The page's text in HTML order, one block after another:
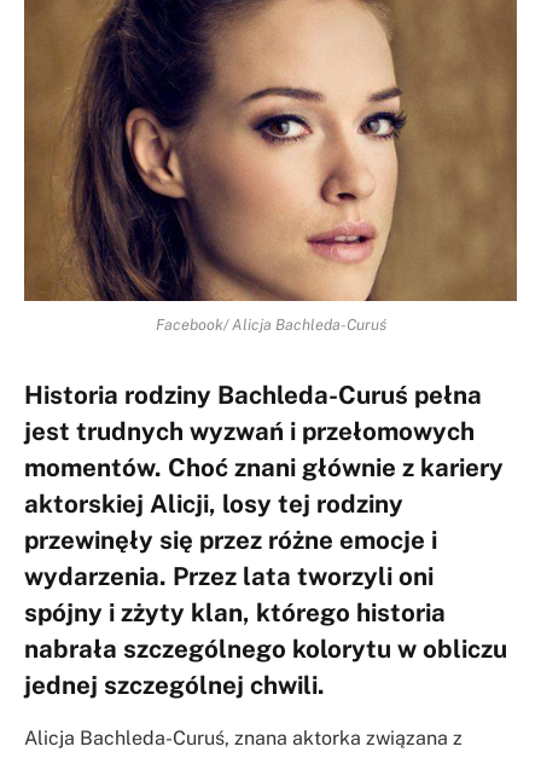
Facebook/ Alicja Bachleda-Curuś
Historia rodziny Bachleda-Curuś pełna
jest trudnych wyzwań i przełomowych
momentów. Choć znani głównie z kariery
aktorskiej Alicji, losy tej rodziny
przewinęły się przez różne emocje i
wydarzenia. Przez lata tworzyli oni
spójny i zżyty klan, którego historia
nabrała szczególnego kolorytu w obliczu
jednej szczególnej chwili.
Alicja Bachleda-Curuś, znana aktorka związana z